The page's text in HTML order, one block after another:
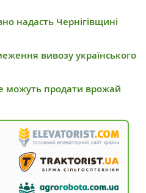
надасть Чернігівщині
вивозу українського
можуть продати врожай